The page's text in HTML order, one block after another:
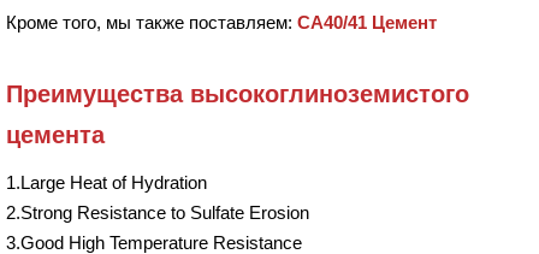
Кроме того, мы также поставляем: CA40/41 Цемент
Преимущества высокоглиноземистого
цемента
1.Large Heat of Hydration
2.Strong Resistance to Sulfate Erosion
3.Good High Temperature Resistance